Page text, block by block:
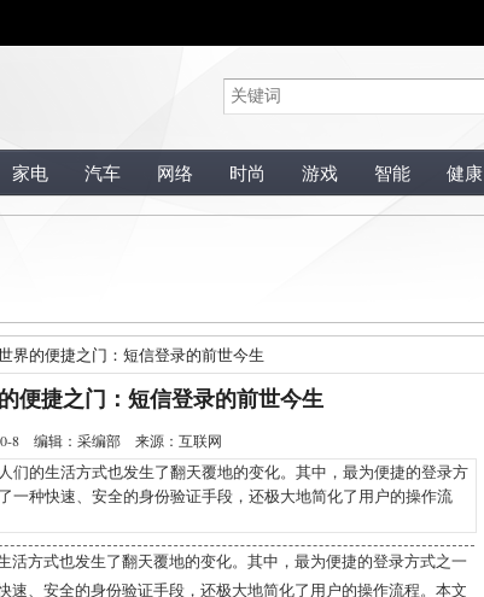
家电 汽车 网络 时尚 游戏 智能 健康
界的便捷之门：短信登录的前世今生
便捷之门：短信登录的前世今生
8 编辑：采编部 来源：互联网
的生活方式也发生了翻天覆地的变化。其中，最为便捷的登录方
一种快速、安全的身份验证手段，还极大地简化了用户的操作流
活方式也发生了翻天覆地的变化。其中，最为便捷的登录方式之一
速、安全的身份验证手段，还极大地简化了用户的操作流程。本文